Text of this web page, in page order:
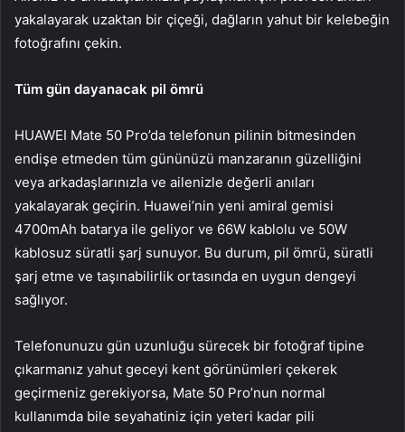
yakalayarak uzaktan bir çiçeği, dağların yahut bir kelebeğin
fotoğrafını çekin.
Tüm gün dayanacak pil ömrü
HUAWEI Mate 50 Pro’da telefonun pilinin bitmesinden
endişe etmeden tüm gününüzü manzaranın güzelliğini
veya arkadaşlarınızla ve ailenizle değerli anıları
yakalayarak geçirin. Huawei’nin yeni amiral gemisi
4700mAh batarya ile geliyor ve 66W kablolu ve 50W
kablosuz süratli şarj sunuyor. Bu durum, pil ömrü, süratli
şarj etme ve taşınabilirlik ortasında en uygun dengeyi
sağlıyor.
Telefonunuzu gün uzunluğu sürecek bir fotoğraf tipine
çıkarmanız yahut geceyi kent görünümleri çekerek
geçirmeniz gerekiyorsa, Mate 50 Pro’nun normal
kullanımda bile seyahatiniz için yeteri kadar pili